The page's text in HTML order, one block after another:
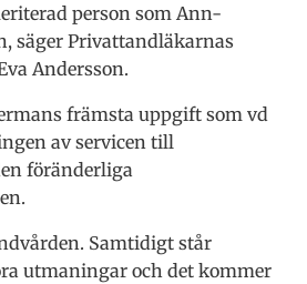
person som Ann-
säger Privattandläkarnas
Andersson.
främsta uppgift som vd
av servicen till
föränderliga
Samtidigt står
utmaningar och det kommer